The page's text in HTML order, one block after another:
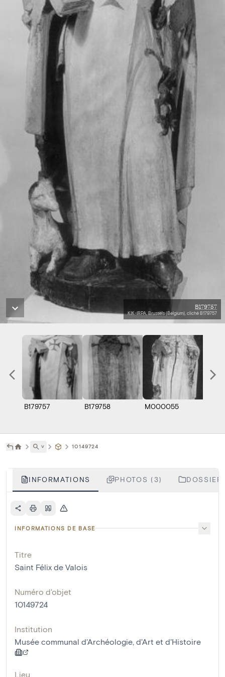
B179757
KIK-IRPA, Brussels (Belgium), cliché B179757
B179757 B179758 M000055
˅ 10149724
INFORMATIONS PHOTOS (3)
INFORMATIONS DE BASE
Titre
Saint Félix de Valois
Numéro d'objet
10149724
Institution
Musée communal d'Archéologie, d'Art et d'Histoire
Lieu